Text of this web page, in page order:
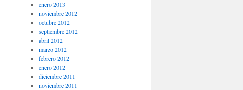
enero 2013
noviembre 2012
octubre 2012
septiembre 2012
abril 2012
marzo 2012
febrero 2012
enero 2012
diciembre 2011
noviembre 2011